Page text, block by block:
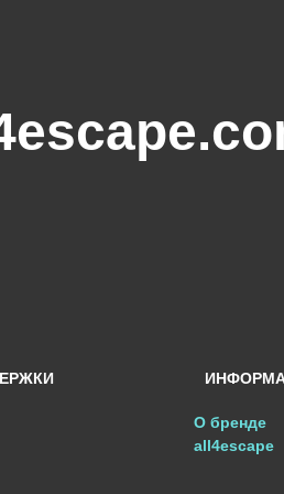
О бренде
all4escape